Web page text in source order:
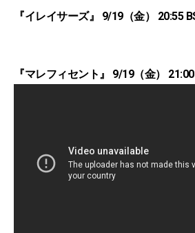
『イレイサーズ』 9/19（金） 20:55
『マレフィセント』 9/19（金）